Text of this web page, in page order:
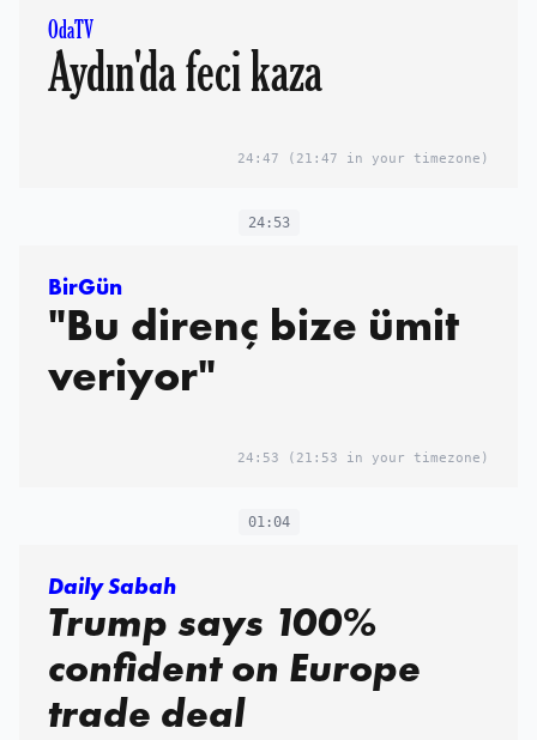
OdaTV
Aydın'da feci kaza
24:47 (21:47 in your timezone)
24:53
BirGün
"Bu direnç bize ümit
veriyor"
24:53 (21:53 in your timezone)
01:04
Daily Sabah
Trump says 100%
confident on Europe
trade deal